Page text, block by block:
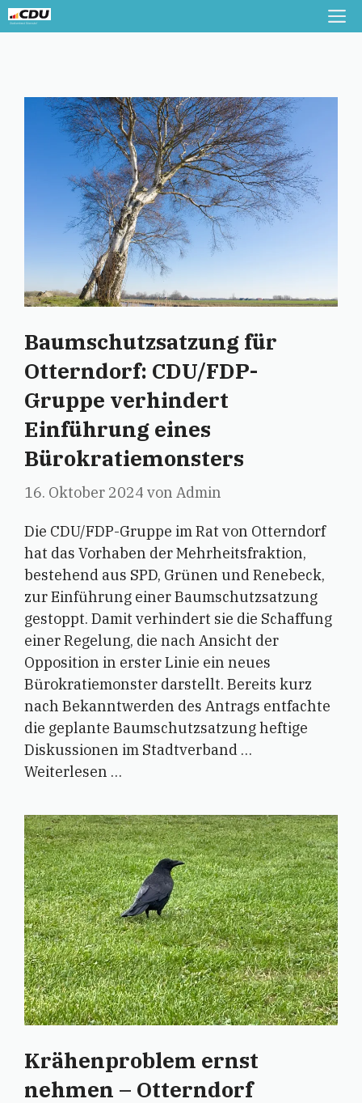
Zum
Inhalt
Baumschutzsatzung für
Otterndorf: CDU/FDP-
Gruppe verhindert
Einführung eines
Bürokratiemonsters
16. Oktober 2024 von Admin
Die CDU/FDP-Gruppe im Rat von Otterndorf
hat das Vorhaben der Mehrheitsfraktion,
bestehend aus SPD, Grünen und Renebeck,
zur Einführung einer Baumschutzsatzung
gestoppt. Damit verhindert sie die Schaffung
einer Regelung, die nach Ansicht der
Opposition in erster Linie ein neues
Bürokratiemonster darstellt. Bereits kurz
nach Bekanntwerden des Antrags entfachte
die geplante Baumschutzsatzung heftige
Diskussionen im Stadtverband …
Weiterlesen …
Krähenproblem ernst
nehmen – Otterndorf